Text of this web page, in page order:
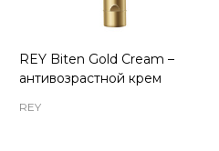
REY Biten Gold Cream –
антивозрастной крем
REY